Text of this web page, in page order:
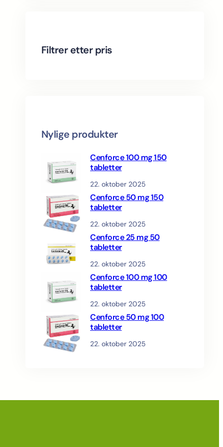
s
t c
Filtrer etter pris
Nylige produkter
Cenforce 100 mg 150
tabletter
22. oktober 2025
Cenforce 50 mg 150
tabletter
22. oktober 2025
Cenforce 25 mg 50
tabletter
22. oktober 2025
Cenforce 100 mg 100
tabletter
22. oktober 2025
Cenforce 50 mg 100
tabletter
22. oktober 2025